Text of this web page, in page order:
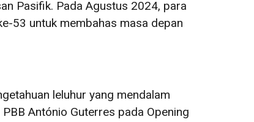
Pasifik. Pada Agustus 2024, para
53 untuk membahas masa depan
leluhur yang mendalam
António Guterres pada Opening